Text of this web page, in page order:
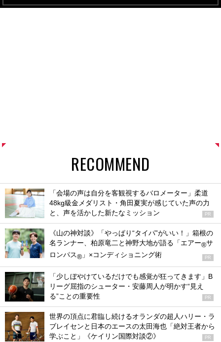
RECOMMEND
「会場の声は自分を客観視するバロメーター」柔道
48kg級金メダリスト・角田夏実が感じていた声の力
と、声を活かした新たなミッション
PR
《山の神対談》「やっぱり“タイパ”がいい！」箱根の
名ランナー、柏原竜二と神野大地が語る「エアー®サ
ロンパス® 」×コンディショニング術 PR
「少しぼやけているだけでも感覚が狂ってきます」B
リーグ屈指のシューター・安藤周人が明かす“見え
る”ことの重要性
PR
世界の頂点に君臨し続けるオランダの超人ハリー・ラ
ブレイセンと日本のエースの太田海也「絶対王者から
学ぶこと」《ケイリン国際対談②》
PR